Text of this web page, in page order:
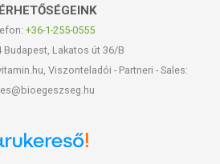
+36-1-255-0555
Budapest, Lakatos út 36/B
Viszonteladói - Partneri - Sales: